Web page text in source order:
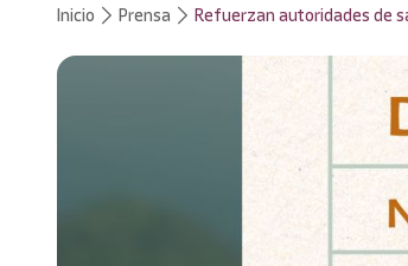
Inicio Prensa Refuerzan autoridades de